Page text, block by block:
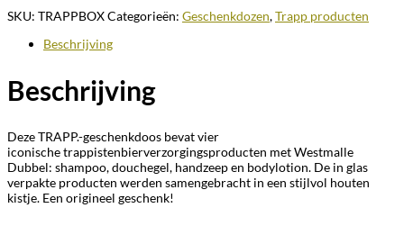
SKU: TRAPPBOXCategorieën: Geschenkdozen,Trapp producten
Beschrijving
Beschrijving
Deze TRAPP.-geschenkdoos bevat vier
iconische trappistenbierverzorgingsproducten met Westmalle
Dubbel: shampoo, douchegel, handzeep en bodylotion. De in glas
verpakte producten werden samengebracht in een stijlvol houten
kistje. Een origineel geschenk!